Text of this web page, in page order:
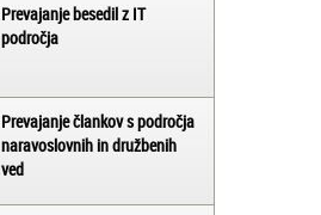
Prevajanje besedil z IT
področja
Prevajanje člankov s področja
naravoslovnih in družbenih
ved